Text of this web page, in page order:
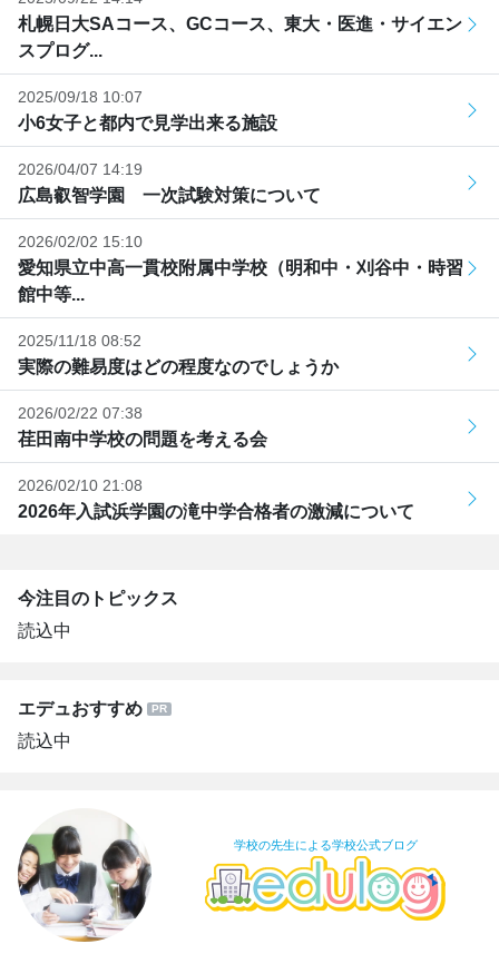
札幌日大SAコース、GCコース、東大・医進・サイエン
スプログ...
2025/09/18 10:07
小6女子と都内で見学出来る施設
2026/04/07 14:19
広島叡智学園 一次試験対策について
2026/02/02 15:10
愛知県立中高一貫校附属中学校（明和中・刈谷中・時習
館中等...
2025/11/18 08:52
実際の難易度はどの程度なのでしょうか
2026/02/22 07:38
荏田南中学校の問題を考える会
2026/02/10 21:08
2026年入試浜学園の滝中学合格者の激減について
今注目のトピックス
読込中
エデュおすすめ
読込中
学校の先生による学校公式ブログ